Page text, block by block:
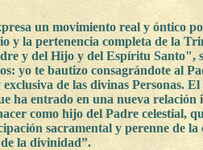
un movimiento real y óntico
y la pertenencia completa de la
y del Hijo y del Espíritu Santo",
yo te bautizo consagrándote al
de las divinas Personas.
ha entrado en una nueva
como hijo del Padre celestial,
sacramental y perenne de
la divinidad”.